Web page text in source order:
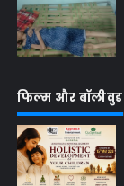
फिल्म और बॉलीवुड